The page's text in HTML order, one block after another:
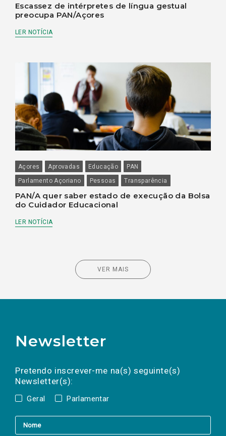
Escassez de intérpretes de língua gestual
preocupa PAN/Açores
LER NOTÍCIA
Açores Aprovadas Educação
PAN
Parlamento Açoriano
Pessoas Transparência
PAN/A quer saber estado de execução da Bolsa
do Cuidador Educacional
LER NOTÍCIA
VER MAIS
Newsletter
Pretendo inscrever-me na(s) seguinte(s)
Newsletter(s):
Geral Parlamentar
a(s) newsletter(s).
mail